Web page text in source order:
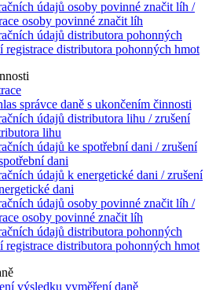
údajů osoby povinné značit líh /
osoby povinné značit líh
údajů distributora pohonných
registrace distributora pohonných hmot
správce daně s ukončením činnosti
údajů distributora lihu / zrušení
lihu
údajů ke spotřební dani / zrušení
dani
údajů k energetické dani / zrušení
dani
údajů osoby povinné značit líh /
osoby povinné značit líh
údajů distributora pohonných
registrace distributora pohonných hmot
výsledku vyměření daně